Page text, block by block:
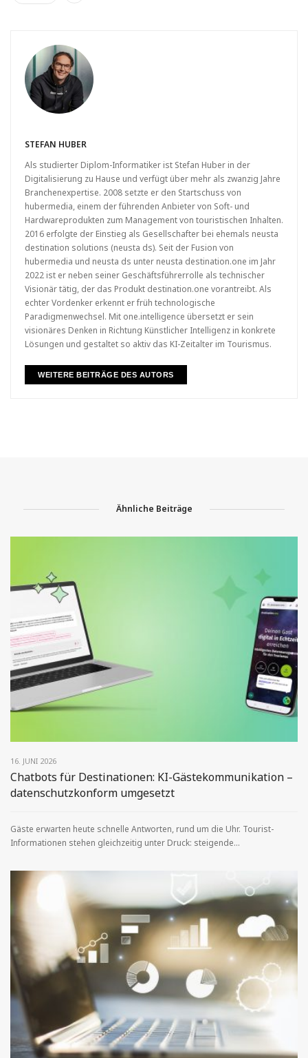
STEFAN HUBER
Als studierter Diplom-Informatiker ist Stefan Huber in der
Digitalisierung zu Hause und verfügt über mehr als zwanzig Jahre
Branchenexpertise. 2008 setzte er den Startschuss von
hubermedia, einem der führenden Anbieter von Soft- und
Hardwareprodukten zum Management von touristischen Inhalten.
2016 erfolgte der Einstieg als Gesellschafter bei ehemals neusta
destination solutions (neusta ds). Seit der Fusion von
hubermedia und neusta ds unter neusta destination.one im Jahr
2022 ist er neben seiner Geschäftsführer­rolle als technischer
Visionär tätig, der das Produkt destination.one vorantreibt. Als
echter Vordenker erkennt er früh technologische
Paradigmenwechsel. Mit one.intelligence übersetzt er sein
visionäres Denken in Richtung Künstlicher Intelligenz in konkrete
Lösungen und gestaltet so aktiv das KI-Zeitalter im Tourismus.
WEITERE BEITRÄGE DES AUTORS
Ähnliche Beiträge
16. JUNI 2026
Chatbots für Destinationen: KI-Gästekommunikation –
datenschutzkonform umgesetzt
Gäste erwarten heute schnelle Antworten, rund um die Uhr. Tourist-
Informationen stehen gleichzeitig unter Druck: steigende...